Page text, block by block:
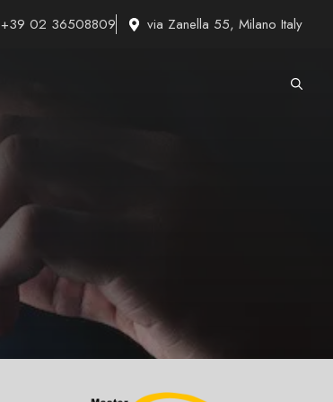
+39 02 36508809 via Zanella 55, Milano Italy